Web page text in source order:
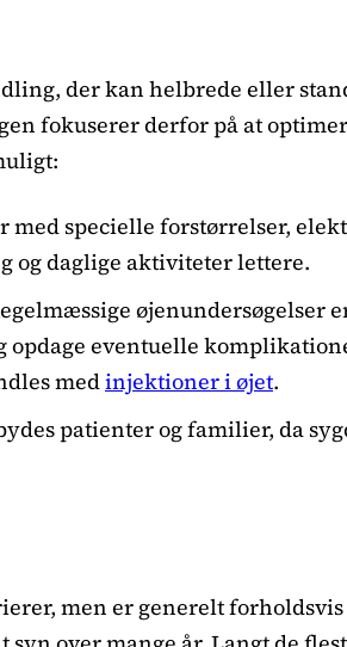
der kan helbrede eller
fokuserer derfor på at
med specielle forstørrelser,
og daglige aktiviteter lettere.
øjenundersøgelser
eventuelle
medinjektioner i øjet.
patienter og familier, da
men er generelt